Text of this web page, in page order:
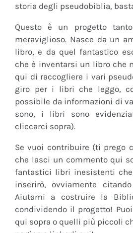
storia degli pseudobiblia,
Questo è un progetto
meraviglioso. Nasce da un
libro, e da quel fantastico
che è inventarsi un libro che
qui di raccogliere i vari
giro per i libri che leggo,
possibile da informazioni di
sono, i libri sono
cliccarci sopra).
Se vuoi contribuire (ti prego
che lasci un commento qui
fantastici libri inesistenti
inserirò, ovviamente
Aiutami a costruire la
condividendo il progetto!
qui sopra o quelli più piccoli